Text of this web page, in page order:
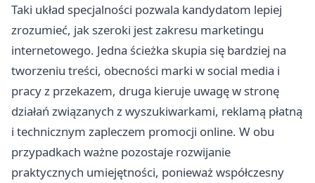
Taki układ specjalności pozwala kandydatom lepiej
zrozumieć, jak szeroki jest zakresu marketingu
internetowego. Jedna ścieżka skupia się bardziej na
tworzeniu treści, obecności marki w social media i
pracy z przekazem, druga kieruje uwagę w stronę
działań związanych z wyszukiwarkami, reklamą płatną
i technicznym zapleczem promocji online. W obu
przypadkach ważne pozostaje rozwijanie
praktycznych umiejętności, ponieważ współczesny